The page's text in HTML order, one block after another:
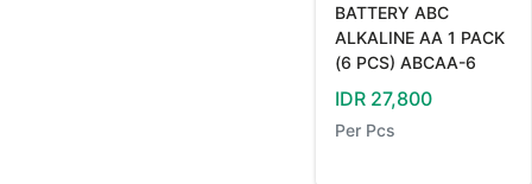
BATTERY ABC
ALKALINE AA 1 PACK
(6 PCS) ABCAA-6
IDR 27,800
Per Pcs